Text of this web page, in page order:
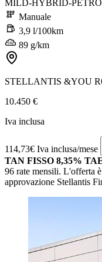
MILD-HYBRID-
Manuale
3,9 l/100km
89 g/km
STELLANTIS &YOU
10.450 €
Iva inclusa
114,73€ Iva inclusa/mese
TAN FISSO 8,35%
96 rate mensili. L'offerta
approvazione Stellantis